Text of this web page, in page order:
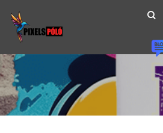
content